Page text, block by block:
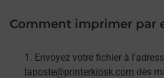
Comment imprimer par
Envoyez votre fichier à
laposte@printerkiosk.com dès